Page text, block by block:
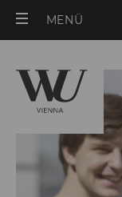
MENÜ